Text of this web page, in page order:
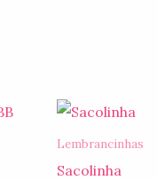
Lembrancinhas
Sacolinha